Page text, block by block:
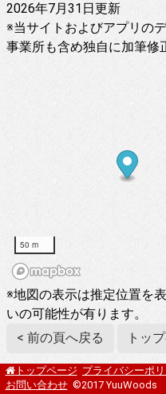
2026年7月31日更新
※当サイトおよびアプリの
事業所も含め独自に加筆修
50 m
※地図の表示は推定位置を
いの可能性が有ります。
< 前の頁へ戻る
トッ
トップページ プライバシーポ
お問い合わせ ©2017 YuuWoods